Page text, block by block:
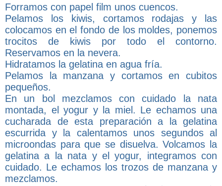
Forramos con papel film unos cuencos.
Pelamos los kiwis, cortamos rodajas y las
colocamos en el fondo de los moldes, ponemos
trocitos de kiwis por todo el contorno.
Reservamos en la nevera.
Hidratamos la gelatina en agua fría.
Pelamos la manzana y cortamos en cubitos
pequeños.
En un bol mezclamos con cuidado la nata
montada, el yogur y la miel. Le echamos una
cucharada de esta preparación a la gelatina
escurrida y la calentamos unos segundos al
microondas para que se disuelva. Volcamos la
gelatina a la nata y el yogur, integramos con
cuidado. Le echamos los trozos de manzana y
mezclamos.